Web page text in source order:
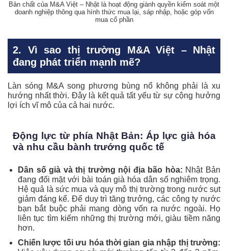
Bản chất của M&A Việt – Nhật là hoạt động giành quyền kiểm soát một
doanh nghiệp thông qua hình thức mua lại, sáp nhập, hoặc góp vốn
mua cổ phần
2. Vì sao thị trường M&A Việt – Nhật
đang phát triển mạnh mẽ?
Làn sóng M&A song phương bùng nổ không phải là xu
hướng nhất thời. Đây là kết quả tất yếu từ sự cộng hưởng
lợi ích vĩ mô của cả hai nước.
Động lực từ phía Nhật Bản: Áp lực già hóa
và nhu cầu bành trướng quốc tế
Dân số già và thị trường nội địa bão hòa: Nhật Bản
đang đối mặt với bài toán già hóa dân số nghiêm trọng.
Hệ quả là sức mua và quy mô thị trường trong nước sụt
giảm đáng kể. Để duy trì tăng trưởng, các công ty nước
bạn bắt buộc phải mang dòng vốn ra nước ngoài. Họ
liên tục tìm kiếm những thị trường mới, giàu tiềm năng
hơn.
Chiến lược tối ưu hóa thời gian gia nhập thị trường: